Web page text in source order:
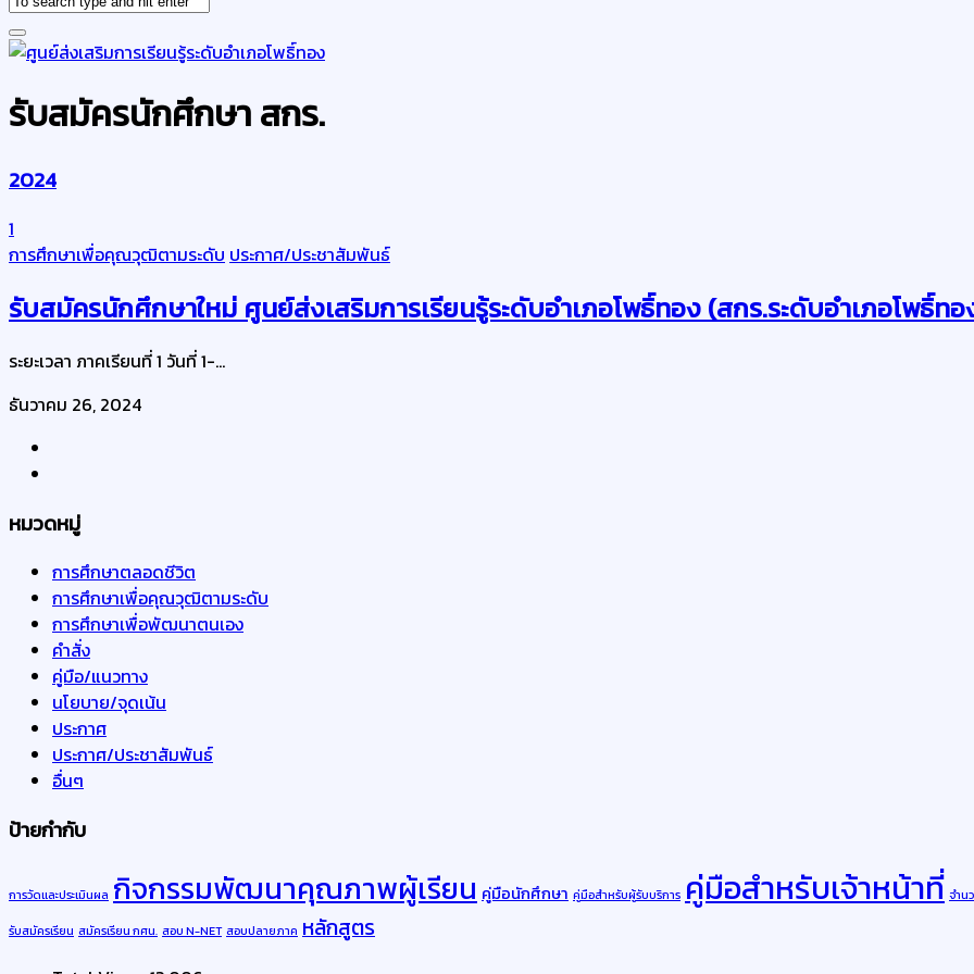
รับสมัครนักศึกษา สกร.
2024
1
การศึกษาเพื่อคุณวุฒิตามระดับ ประกาศ/ประชาสัมพันธ์
รับสมัครนักศึกษาใหม่ ศูนย์ส่งเสริมการเรียนรู้ระดับอำเภอโพธิ์ทอง (สกร.ระดับอำเภอโพธิ์ทอ
ระยะเวลา ภาคเรียนที่ 1 วันที่ 1-...
ธันวาคม 26, 2024
หมวดหมู่
การศึกษาตลอดชีวิต
การศึกษาเพื่อคุณวุฒิตามระดับ
การศึกษาเพื่อพัฒนาตนเอง
คำสั่ง
คู่มือ/แนวทาง
นโยบาย/จุดเน้น
ประกาศ
ประกาศ/ประชาสัมพันธ์
อื่นๆ
ป้ายกำกับ
การวัดและประเมินผล กิจกรรมพัฒนาคุณภาพผู้เรียน คู่มือนักศึกษา คู่มือสำหรับผู้รับบริการ คู่มือสำหรับเจ้าหน้าที่ จำน
รับสมัครเรียน สมัครเรียน กศน. สอบ N-NET สอบปลายภาค หลักสูตร